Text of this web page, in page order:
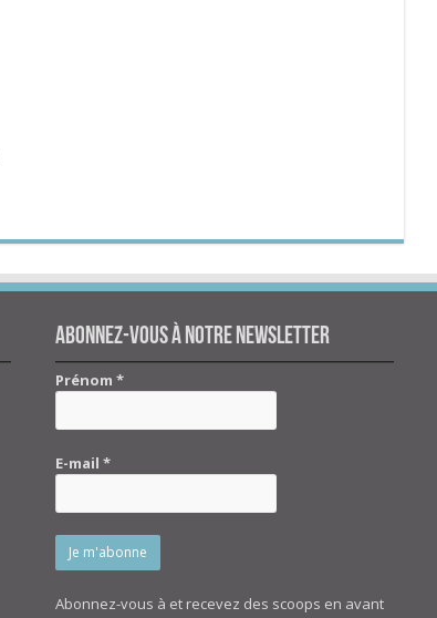
Abonnez-vous à notre newsletter
Prénom*
E-mail*
Abonnez-vous à et recevez des scoops en avant